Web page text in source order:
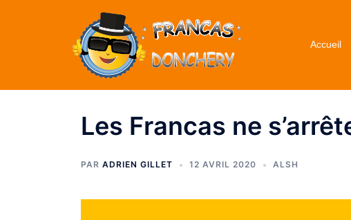
Accueil
Les Francas ne
PAR ADRIEN GILLET 12 AVRIL 2020 ALSH